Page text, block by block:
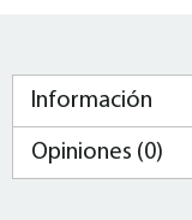
Información
Opiniones (0)